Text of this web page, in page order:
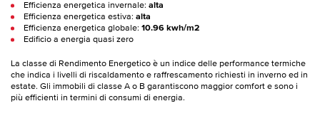
Efficienza energetica invernale: alta
Efficienza energetica estiva: alta
Efficienza energetica globale: 10.96 kwh/m2
Edificio a energia quasi zero
La classe di Rendimento Energetico è un indice delle performance termiche
che indica i livelli di riscaldamento e raffrescamento richiesti in inverno ed in
estate. Gli immobili di classe A o B garantiscono maggior comfort e sono i
più efficienti in termini di consumi di energia.